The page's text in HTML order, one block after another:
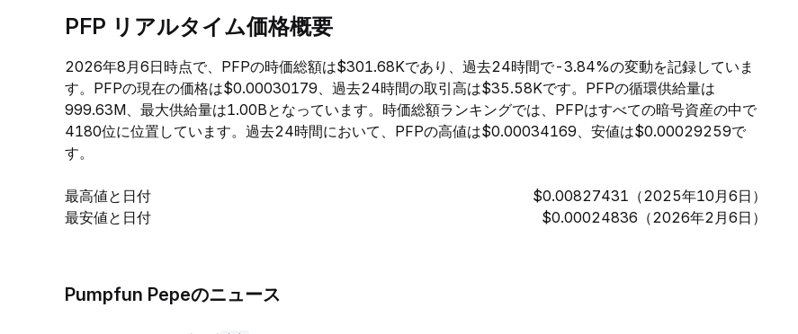
PFP リアルタイム価格概要
2026年8月6日時点で、PFPの時価総額は$301.68Kであり、過去24時間で-3.84%の変動を記録していま
す。PFPの現在の価格は$0.00030179、過去24時間の取引高は$35.58Kです。PFPの循環供給量は
999.63M、最大供給量は1.00Bとなっています。時価総額ランキングでは、PFPはすべての暗号資産の中で
4180位に位置しています。過去24時間において、PFPの高値は$0.00034169、安値は$0.00029259で
す。
最高値と日付
$0.00827431（2025年10月6日）
最安値と日付
$0.00024836（2026年2月6日）
Pumpfun Pepeのニュース